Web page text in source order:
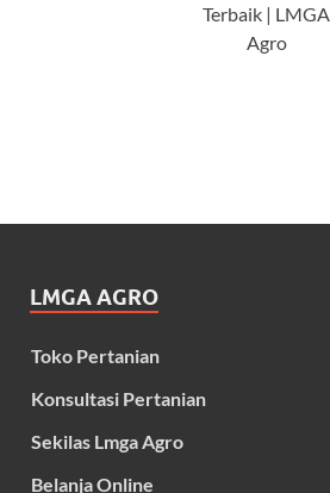
Terbaik | LMGA
Agro
LMGA AGRO
Toko Pertanian
Konsultasi Pertanian
Sekilas Lmga Agro
Belanja Online